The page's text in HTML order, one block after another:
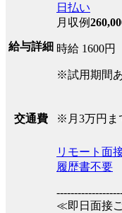
給与詳細
日払い
月収例
時給 1600円
※試用期間
交通費 ※月3万円ま
リモート面
履歴書不要
≪即日面接